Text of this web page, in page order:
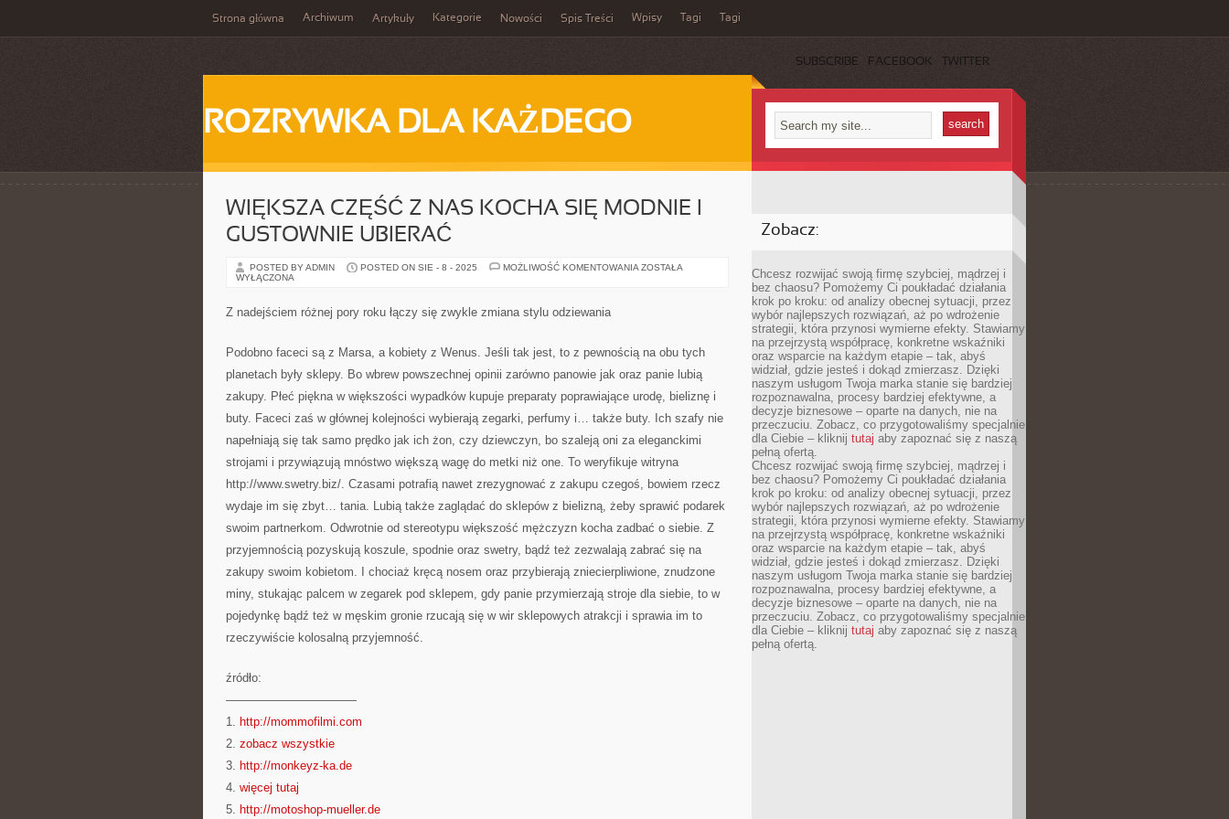
Strona główna Archiwum Artykuły Kategorie Nowości Spis Treści Wpisy Tagi Tagi
SUBSCRIBE FACEBOOK TWITTER
ROZRYWKA DLA KAŻDEGO
WIĘKSZA CZĘŚĆ Z NAS KOCHA SIĘ MODNIE I
GUSTOWNIE UBIERAĆ
POSTED BY ADMIN POSTED ON SIE - 8 - 2025 MOŻLIWOŚĆ KOMENTOWANIA WIĘKSZA
GUSTOWNIE
UBIERAĆ
ZOSTAŁA
WYŁĄCZONA
Z nadejściem różnej pory roku łączy się zwykle zmiana stylu odziewania
Podobno faceci są z Marsa, a kobiety z Wenus. Jeśli tak jest, to z pewnością na obu tych
planetach były sklepy. Bo wbrew powszechnej opinii zarówno panowie jak oraz panie lubią
zakupy. Płeć piękna w większości wypadków kupuje preparaty poprawiające urodę, bieliznę i
buty. Faceci zaś w głównej kolejności wybierają zegarki, perfumy i… także buty. Ich szafy nie
napełniają się tak samo prędko jak ich żon, czy dziewczyn, bo szaleją oni za eleganckimi
strojami i przywiązują mnóstwo większą wagę do metki niż one. To weryfikuje witryna
http://www.swetry.biz/. Czasami potrafią nawet zrezygnować z zakupu czegoś, bowiem rzecz
wydaje im się zbyt… tania. Lubią także zaglądać do sklepów z bielizną, żeby sprawić podarek
swoim partnerkom. Odwrotnie od stereotypu większość mężczyzn kocha zadbać o siebie. Z
przyjemnością pozyskują koszule, spodnie oraz swetry, bądź też zezwalają zabrać się na
zakupy swoim kobietom. I chociaż kręcą nosem oraz przybierają zniecierpliwione, znudzone
miny, stukając palcem w zegarek pod sklepem, gdy panie przymierzają stroje dla siebie, to w
pojedynkę bądź też w męskim gronie rzucają się w wir sklepowych atrakcji i sprawia im to
rzeczywiście kolosalną przyjemność.
źródło:
———————————
1. http://mommofilmi.com
2. zobacz wszystkie
3. http://monkeyz-ka.de
4. więcej tutaj
5. http://motoshop-mueller.de
Zobacz:
Chcesz rozwijać swoją firmę szybciej, mądrzej i
bez chaosu? Pomożemy Ci poukładać działania
krok po kroku: od analizy obecnej sytuacji, przez
wybór najlepszych rozwiązań, aż po wdrożenie
strategii, która przynosi wymierne efekty. Stawiamy
na przejrzystą współpracę, konkretne wskaźniki
oraz wsparcie na każdym etapie – tak, abyś
widział, gdzie jesteś i dokąd zmierzasz. Dzięki
naszym usługom Twoja marka stanie się bardziej
rozpoznawalna, procesy bardziej efektywne, a
decyzje biznesowe – oparte na danych, nie na
przeczuciu. Zobacz, co przygotowaliśmy specjalnie
dla Ciebie – kliknij tutaj aby zapoznać się z naszą
pełną ofertą.
Chcesz rozwijać swoją firmę szybciej, mądrzej i
bez chaosu? Pomożemy Ci poukładać działania
krok po kroku: od analizy obecnej sytuacji, przez
wybór najlepszych rozwiązań, aż po wdrożenie
strategii, która przynosi wymierne efekty. Stawiamy
na przejrzystą współpracę, konkretne wskaźniki
oraz wsparcie na każdym etapie – tak, abyś
widział, gdzie jesteś i dokąd zmierzasz. Dzięki
naszym usługom Twoja marka stanie się bardziej
rozpoznawalna, procesy bardziej efektywne, a
decyzje biznesowe – oparte na danych, nie na
przeczuciu. Zobacz, co przygotowaliśmy specjalnie
dla Ciebie – kliknij tutaj aby zapoznać się z naszą
pełną ofertą.